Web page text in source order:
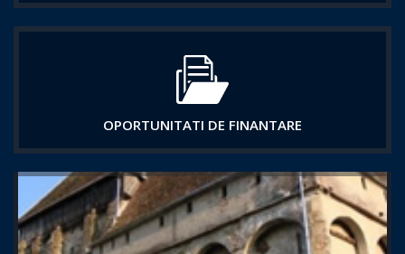
OPORTUNITATI DE FINANTARE